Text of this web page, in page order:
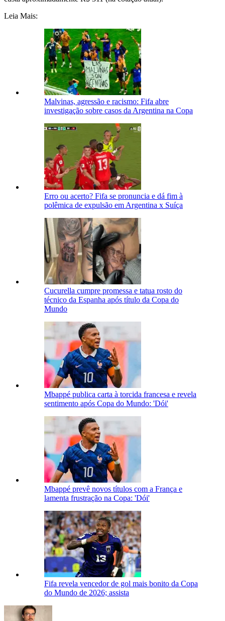
Leia Mais:
Malvinas, agressão e racismo: Fifa abre
investigação sobre casos da Argentina na Copa
Erro ou acerto? Fifa se pronuncia e dá fim à
polêmica de expulsão em Argentina x Suíça
Cucurella cumpre promessa e tatua rosto do
técnico da Espanha após título da Copa do
Mundo
Mbappé publica carta à torcida francesa e revela
sentimento após Copa do Mundo: 'Dói'
Mbappé prevê novos títulos com a França e
lamenta frustração na Copa: 'Dói'
Fifa revela vencedor de gol mais bonito da Copa
do Mundo de 2026; assista